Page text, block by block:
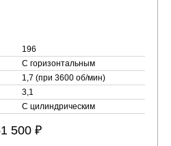
196
С горизонтальным
1,7 (при 3600 об/мин)
3,1
С цилиндрическим
500 ₽